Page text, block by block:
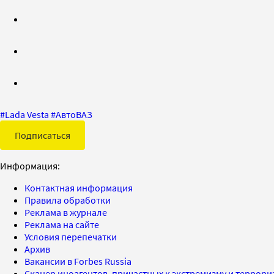
#Lada Vesta #АвтоВАЗ
Подписаться
Информация:
Контактная информация
Правила обработки
Реклама в журнале
Реклама на сайте
Условия перепечатки
Архив
Вакансии в Forbes Russia